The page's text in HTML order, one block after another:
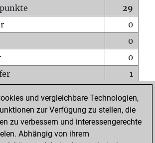
29
0
0
0
1
Brett
0
Matt
0
und vergleichbare Technologien,
zur Verfügung zu stellen, die
zu verbessern und interessengerechte
Abhängig von ihrem